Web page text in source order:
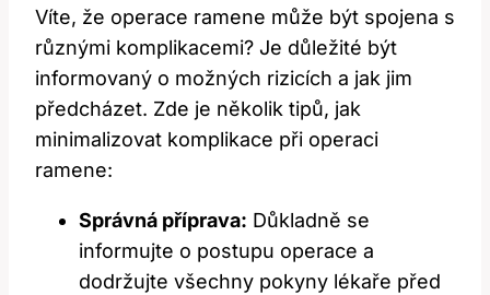
Víte, že operace ramene může být spojena s
různými komplikacemi? Je důležité být
informovaný o možných rizicích a jak jim
předcházet. Zde je několik tipů, jak
minimalizovat komplikace při operaci
ramene:
Správná příprava: Důkladně se
informujte o postupu operace a
dodržujte všechny pokyny lékaře před